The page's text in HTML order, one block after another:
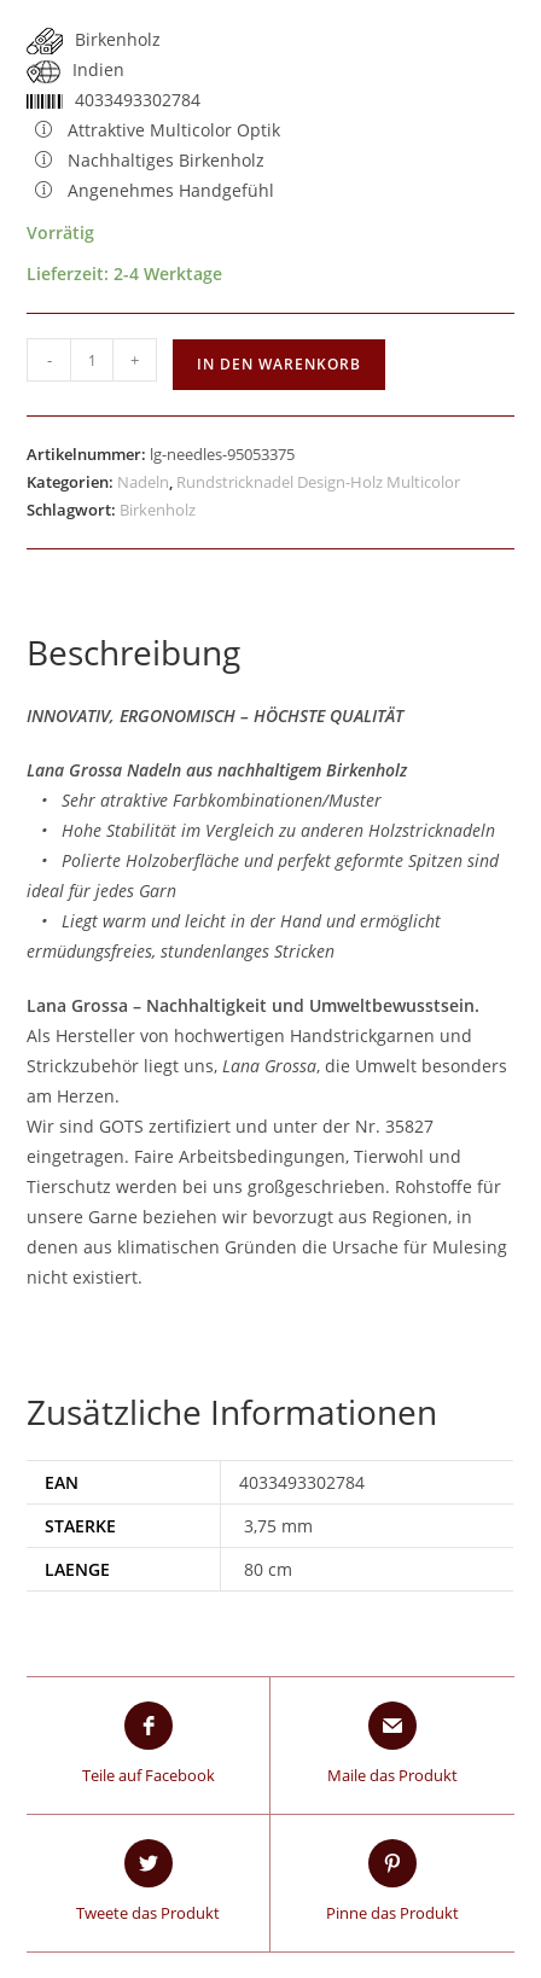
Birkenholz
Indien
4033493302784
Attraktive Multicolor Optik
Nachhaltiges Birkenholz
Angenehmes Handgefühl
Vorrätig
Lieferzeit:2-4 Werktage
- + IN DEN WARENKORB
Artikelnummer: lg-needles-95053375
Kategorien: Nadeln, Rundstricknadel Design-Holz Multicolor
Schlagwort: Birkenholz
Beschreibung
INNOVATIV, ERGONOMISCH – HÖCHSTE QUALITÄT
Lana Grossa Nadeln aus nachhaltigem Birkenholz
• Sehr atraktive Farbkombinationen/Muster
• Hohe Stabilität im Vergleich zu anderen Holzstricknadeln
• Polierte Holzoberfläche und perfekt geformte Spitzen sind
ideal für jedes Garn
• Liegt warm und leicht in der Hand und ermöglicht
ermüdungsfreies, stundenlanges Stricken
Lana Grossa – Nachhaltigkeit und Umweltbewusstsein.
Als Hersteller von hochwertigen Handstrickgarnen und
Strickzubehör liegt uns,Lana Grossa, die Umwelt besonders
am Herzen.
Wir sind GOTS zertifiziert und unter der Nr. 35827
eingetragen. Faire Arbeitsbedingungen, Tierwohl und
Tierschutz werden bei uns großgeschrieben. Rohstoffe für
unsere Garne beziehen wir bevorzugt aus Regionen, in
denen aus klimatischen Gründen die Ursache für Mulesing
nicht existiert.
Zusätzliche Informationen
EAN
4033493302784
STAERKE
3,75 mm
LAENGE
80 cm
Teile auf Facebook Maile das Produkt
Tweete das Produkt Pinne das Produkt